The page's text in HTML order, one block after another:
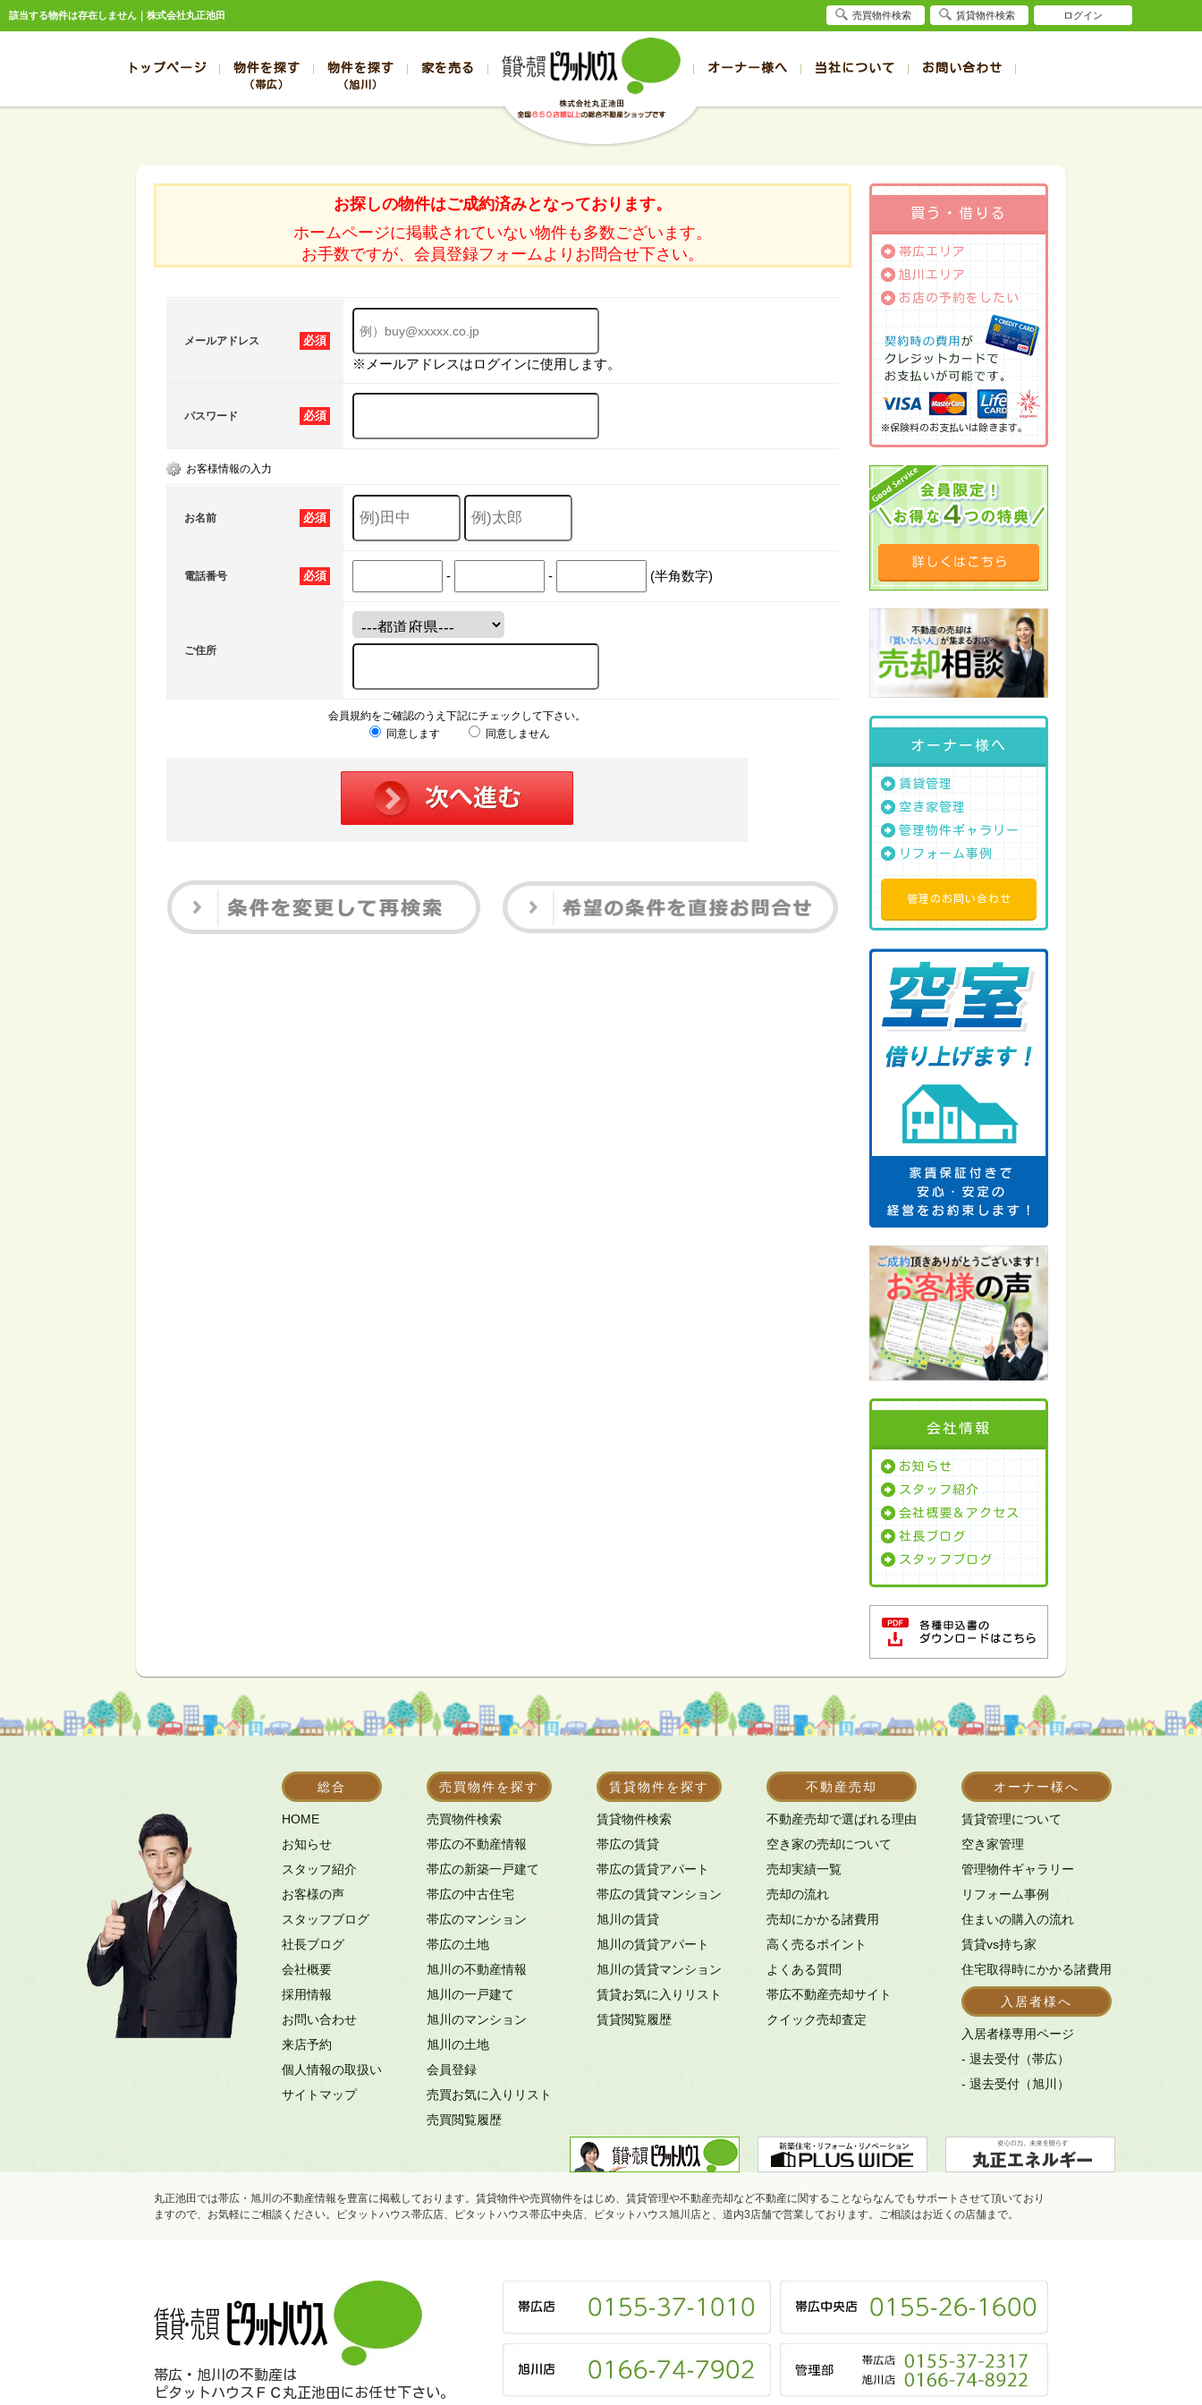
該当する物件は存在しません｜株式会社丸正池田
トップページ 物件を探す
（帯広）
売買
帯広の新築一戸建て
帯広の中古一戸建て
帯広の土地
帯広の中古マンション
帯広の1000万～2000万円
帯広の2000万～3000万円
帯広の3000万～4000万円
帯広の4000万以上
帯広の賃貸アパート
帯広の1DK～1LDK賃貸
帯広の2K～2LDK賃貸
帯広の3K～3LDK賃貸
帯広の4K以上賃貸
物件を探す
（旭川）
売買
旭川の新築一戸建て
旭川の中古一戸建て
旭川の土地
旭川の中古マンション
旭川の1000万～2000万円
旭川の2000万～3000万円
旭川の3000万～4000万円
旭川の4000万以上
旭川の賃貸アパート
旭川の1DK～1LDK賃貸
旭川の2K～2LDK賃貸
旭川の3K～3LDK賃貸
旭川の4K以上賃貸
家を売る オーナー様へ 当社について
スタッフブログ お客様の声
お問い合わせ
売却のお問合せ 入居者様ページ
お探しの物件はご成約済みとなっております。
ホームページに掲載されていない物件も多数ございます。
お手数ですが、会員登録フォームよりお問合せ下さい。
必須
メールアドレス
※メールアドレスはログインに使用します。
必須
パスワード
お客様情報の入力
必須
お名前
必須
電話番号 - - (半角数字)
ご住所
会員規約をご確認のうえ下記にチェックして下さい。
同意します
同意しません
買う・借りる
帯広エリア
旭川エリア
お店の予約をしたい
※保険料のお支払いは除きます。
オーナー様へ
賃貸管理
空き家管理
管理物件ギャラリー
リフォーム事例
管理のお問い合わせ
会社情報
お知らせ
スタッフ紹介
会社概要＆アクセス
社長ブログ
スタッフブログ
総合
HOME
お知らせ
スタッフ紹介
お客様の声
スタッフブログ
社長ブログ
会社概要
採用情報
お問い合わせ
来店予約
個人情報の取扱い
サイトマップ
売買物件を探す
売買物件検索
帯広の不動産情報
帯広の新築一戸建て
帯広の中古住宅
帯広のマンション
帯広の土地
旭川の不動産情報
旭川の一戸建て
旭川のマンション
旭川の土地
会員登録
売買お気に入りリスト
売買閲覧履歴
賃貸物件を探す
賃貸物件検索
帯広の賃貸
帯広の賃貸アパート
帯広の賃貸マンション
旭川の賃貸
旭川の賃貸アパート
旭川の賃貸マンション
賃貸お気に入りリスト
賃貸閲覧履歴
不動産売却
不動産売却で選ばれる理由
空き家の売却について
売却実績一覧
売却の流れ
売却にかかる諸費用
高く売るポイント
よくある質問
帯広不動産売却サイト
クイック売却査定
オーナー様へ
賃貸管理について
空き家管理
管理物件ギャラリー
リフォーム事例
住まいの購入の流れ
賃貸vs持ち家
住宅取得時にかかる諸費用
入居者様へ
入居者様専用ページ
- 退去受付（帯広）
- 退去受付（旭川）
丸正池田では帯広・旭川の不動産情報を豊富に掲載しております。賃貸物件や売買物件をはじめ、賃貸管理や不動産売却など不動産に関することならなんでもサポートさせて頂いており
ますので、お気軽にご相談ください。ピタットハウス帯広店、ピタットハウス帯広中央店、ピタットハウス旭川店と、道内3店舗で営業しております。ご相談はお近くの店舗まで。
帯広・旭川の不動産は
ピタットハウスＦＣ丸正池田にお任せ下さい。
売買物件検索 賃貸物件検索 ログイン